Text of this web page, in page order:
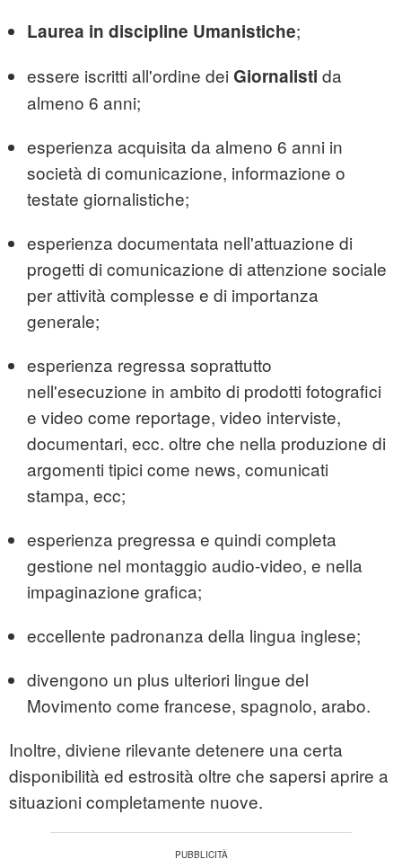
Laurea in discipline Umanistiche;
essere iscritti all'ordine dei Giornalisti da
almeno 6 anni;
esperienza acquisita da almeno 6 anni in
società di comunicazione, informazione o
testate giornalistiche;
esperienza documentata nell'attuazione di
progetti di comunicazione di attenzione sociale
per attività complesse e di importanza
generale;
esperienza regressa soprattutto
nell'esecuzione in ambito di prodotti fotografici
e video come reportage, video interviste,
documentari, ecc. oltre che nella produzione di
argomenti tipici come news, comunicati
stampa, ecc;
esperienza pregressa e quindi completa
gestione nel montaggio audio-video, e nella
impaginazione grafica;
eccellente padronanza della lingua inglese;
divengono un plus ulteriori lingue del
Movimento come francese, spagnolo, arabo.
Inoltre, diviene rilevante detenere una certa
disponibilità ed estrosità oltre che sapersi aprire a
situazioni completamente nuove.